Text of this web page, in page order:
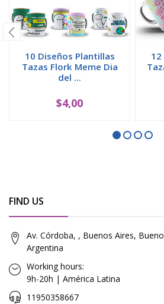
10 Diseños Plantillas
Tazas Flork Meme Dia
del ...
$4,00
FIND US
Av. Córdoba, , Buenos Aires,
Argentina
Working hours:
9h-20h | América Latina
11950358667